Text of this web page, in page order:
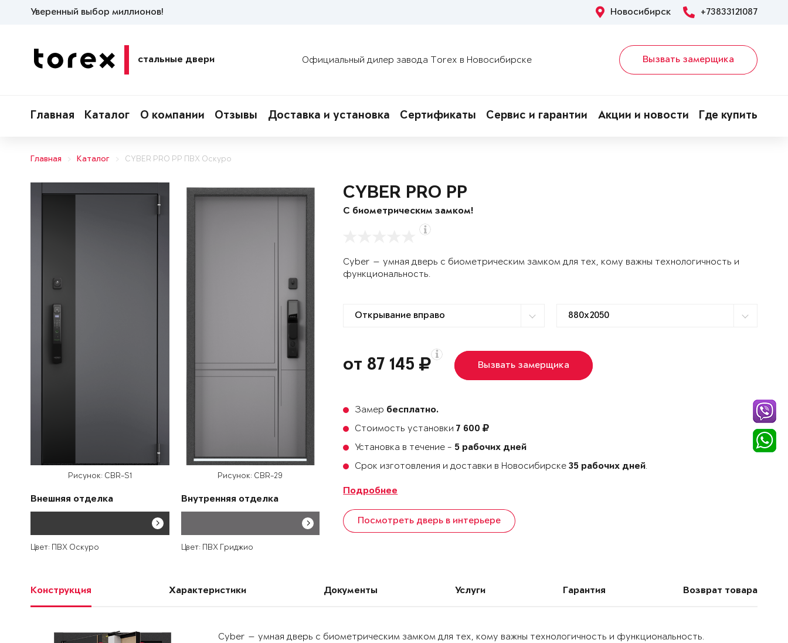
Уверенный выбор миллионов! Новосибирск +73833121087
стальные двери Официальный дилер завода Torex в Новосибирске Вызвать замерщика
Главная Каталог О компании Отзывы Доставка и установка Сертификаты Сервис и гарантии Акции и новости Где купить
Главная Каталог CYBER PRO PP ПВХ Оскуро
Рисунок: CBR-S1
Внешняя отделка
Цвет: ПВХ Оскуро
Рисунок: CBR-29
Внутренняя отделка
Цвет: ПВХ Гриджио
CYBER PRO PP
С биометрическим замком!
Cyber — умная дверь с биометрическим замком для тех, кому важны технологичность и
функциональность.
от 87 145 Вызвать замерщика
Замер бесплатно.
Стоимость установки7 600
Установка в течение - 5 рабочих дней
Срок изготовления и доставки в Новосибирске35 рабочих дней.
Подробнее
Посмотреть дверь в интерьере
Конструкция Характеристики Документы Услуги Гарантия Возврат товара
Cyber — умная дверь с биометрическим замком для тех, кому важны технологичность и функциональность.